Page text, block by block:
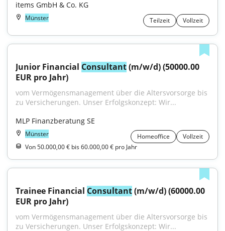
items GmbH & Co. KG
Münster Teilzeit Vollzeit
Junior Financial Consultant (m/w/d) (50000.00
EUR pro Jahr)
vom Vermögensmanagement über die Altersvorsorge bis
zu Versicherungen. Unser Erfolgskonzept: Wir...
MLP Finanzberatung SE
Münster Homeoffice
Vollzeit
Von 50.000,00 € bis 60.000,00 € pro Jahr
Trainee Financial Consultant (m/w/d) (60000.00
EUR pro Jahr)
vom Vermögensmanagement über die Altersvorsorge bis
zu Versicherungen. Unser Erfolgskonzept: Wir...